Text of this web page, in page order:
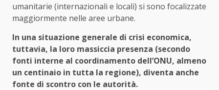
umanitarie (internazionali e locali) si sono focalizzate
maggiormente nelle aree urbane.
In una situazione generale di crisi economica,
tuttavia, la loro massiccia presenza (secondo
fonti interne al coordinamento dell’ONU, almeno
un centinaio in tutta la regione), diventa anche
fonte di scontro con le autorità.